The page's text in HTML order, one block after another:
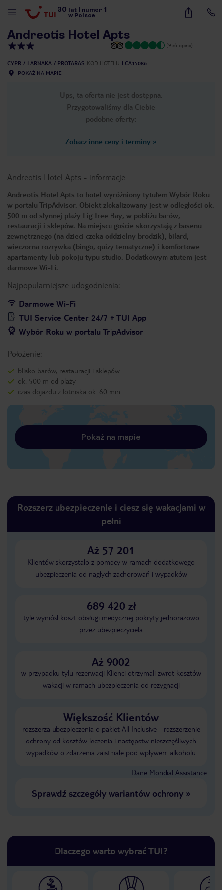
30 lat numer 1
w Polsce
17
Andreotis Hotel Apts
(956 opinii)
CYPR LARNAKA PROTARAS KOD HOTELU LCA15086
POKAŻ NA MAPIE
Ups, ta oferta nie jest dostępna.
Przygotowaliśmy dla Ciebie
podobne oferty:
Zobacz inne ceny i terminy »
Andreotis Hotel Apts - informacje
Andreotis Hotel Apts to hotel wyróżniony tytułem Wybór Roku
w portalu TripAdvisor. Obiekt zlokalizowany jest w odległości ok.
500 m od słynnej plaży Fig Tree Bay, w pobliżu barów,
restauracji i sklepów. Na miejscu goście skorzystają z basenu
zewnętrznego (na dzieci czeka oddzielny brodzik), bilard,
wieczorna rozrywka (bingo, quizy tematyczne) i komfortowe
apartamenty lub pokoju typu studio. Dodatkowym atutem jest
darmowe Wi-Fi.
Najpopularniejsze udogodnienia:
Darmowe Wi-Fi
TUI Service Center 24/7 + TUI App
Wybór Roku w portalu TripAdvisor
Położenie:
blisko barów, restauracji i sklepów
ok. 500 m od plaży
czas dojazdu z lotniska ok. 60 min
Pokaż na mapie
Rozszerz ubezpieczenie i ciesz się wakacjami w
pełni
Aż 57 201
Klientów skorzystało z pomocy w ramach dodatkowego
ubezpieczenia od nagłych zachorowań i wypadków
689 420 zł
tyle wyniósł koszt obsługi medycznej pokryty jednorazowo
przez ubezpieczyciela
Aż 9002
w przypadku tylu rezerwacji Klienci otrzymali zwrot kosztów
wakacji w ramach ubezpieczenia od rezygnacji
Większość Klientów
rozszerza ubezpieczenia o pakiet All Inclusive - rozszerzenie
ochrony od kosztów leczenia i następstw nieszczęśliwych
wypadków o zdarzenia zaistniałe pod wpływem alkoholu
Dane Mondial Assistance
Sprawdź szczegóły wariantów ochrony»
Dlaczego warto wybrać TUI?